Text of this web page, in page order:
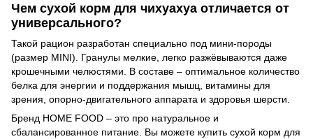
Чем сухой корм для чихуахуа отличается от
универсального?
Такой рацион разработан специально под мини-породы
(размер MINI). Гранулы мелкие, легко разжёвываются даже
крошечными челюстями. В составе – оптимальное количество
белка для энергии и поддержания мышц, витамины для
зрения, опорно-двигательного аппарата и здоровья шерсти.
Бренд HOME FOOD – это про натуральное и
сбалансированное питание. Вы можете купить сухой корм для